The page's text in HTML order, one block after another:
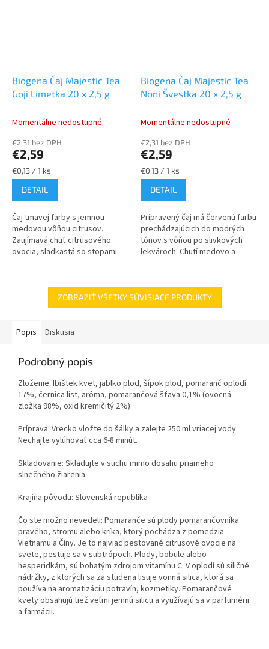
Biogena Čaj Majestic Tea
Goji Limetka 20 x 2,5 g
Momentálne nedostupné
€2,31 bez DPH
€2,59
Jednotková
cena:
€0,13 / 1 ks
DETAIL
Čaj tmavej farby s jemnou
medovou vôňou citrusov.
Zaujímavá chuť citrusového
ovocia, sladkastá so stopami
bylín ako je...
Biogena Čaj Majestic Tea
Noni Švestka 20 x 2,5 g
Momentálne nedostupné
€2,31 bez DPH
€2,59
Jednotková
cena:
€0,13 / 1 ks
DETAIL
Pripravený čaj má červenú farbu
prechádzajúcich do modrých
tónov s vôňou po slivkových
lekvároch. Chutí medovo a
plodov...
ZOBRAZIŤ VŠETKY SÚVISIACE PRODUKTY
Popis Diskusia
Podrobný popis
Zloženie: Ibištek kvet, jablko plod, šípok plod, pomaranč oplodí
17%, černica list, aróma, pomarančová šťava 0,1% (ovocná
zložka 98%, oxid kremičitý 2%).
Príprava: Vrecko vložte do šálky a zalejte 250 ml vriacej vody.
Nechajte vylúhovať cca 6-8 minút.
Skladovanie: Skladujte v suchu mimo dosahu priameho
slnečného žiarenia.
Krajina pôvodu: Slovenská republika
Čo ste možno nevedeli: Pomaranče sú plody pomarančovníka
pravého, stromu alebo kríka, ktorý pochádza z pomedzia
Vietnamu a Číny. Je to najviac pestované citrusové ovocie na
svete, pestuje sa v subtrópoch. Plody, bobule alebo
hesperidkám, sú bohatým zdrojom vitamínu C. V oplodí sú siličné
nádržky, z ktorých sa za studena lisuje vonná silica, ktorá sa
používa na aromatizáciu potravín, kozmetiky. Pomarančové
kvety obsahujú tiež veľmi jemnú silicu a využívajú sa v parfumérii
a farmácii.